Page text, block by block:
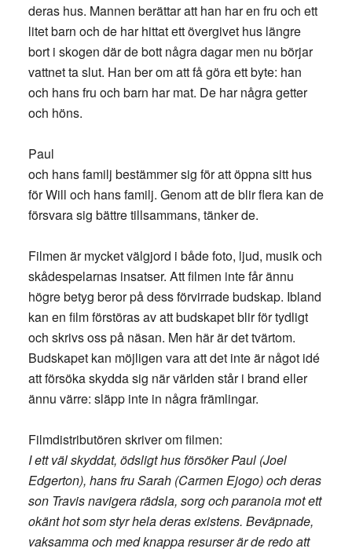
deras hus. Mannen berättar att han har en fru och ett
litet barn och de har hittat ett övergivet hus längre
bort i skogen där de bott några dagar men nu börjar
vattnet ta slut. Han ber om att få göra ett byte: han
och hans fru och barn har mat. De har några getter
och höns.
Paul
och hans familj bestämmer sig för att öppna sitt hus
för Will och hans familj. Genom att de blir flera kan de
försvara sig bättre tillsammans, tänker de.
Filmen är mycket välgjord i både foto, ljud, musik och
skådespelarnas insatser. Att filmen inte får ännu
högre betyg beror på dess förvirrade budskap. Ibland
kan en film förstöras av att budskapet blir för tydligt
och skrivs oss på näsan. Men här är det tvärtom.
Budskapet kan möjligen vara att det inte är något idé
att försöka skydda sig när världen står i brand eller
ännu värre: släpp inte in några främlingar.
Filmdistributören skriver om filmen:
I ett väl skyddat, ödsligt hus försöker Paul (Joel
Edgerton), hans fru Sarah (Carmen Ejogo) och deras
son Travis navigera rädsla, sorg och paranoia mot ett
okänt hot som styr hela deras existens. Beväpnade,
vaksamma och med knappa resurser är de redo att